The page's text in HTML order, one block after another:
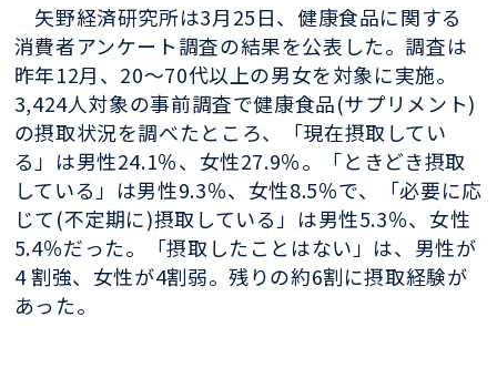
矢野経済研究所は3月25日、健康食品に関する
消費者アンケート調査の結果を公表した。調査は
昨年12月、20～70代以上の男女を対象に実施。
3,424人対象の事前調査で健康食品(サプリメント)
の摂取状況を調べたところ、「現在摂取してい
る」は男性24.1％、女性27.9％。「ときどき摂取
している」は男性9.3％、女性8.5％で、「必要に応
じて(不定期に)摂取している」は男性5.3％、女性
5.4％だった。「摂取したことはない」は、男性が
4 割強、女性が4割弱。残りの約6割に摂取経験が
あった。